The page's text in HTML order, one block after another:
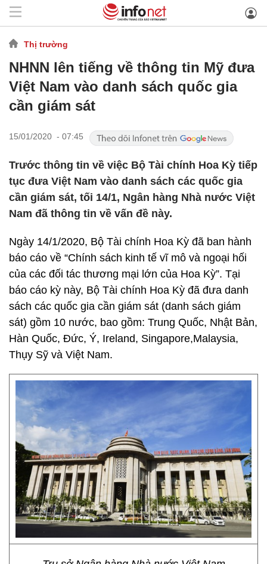
Thị trường
NHNN lên tiếng về thông tin Mỹ đưa
Việt Nam vào danh sách quốc gia
cần giám sát
15/01/2020 - 07:45
Trước thông tin về việc Bộ Tài chính Hoa Kỳ tiếp
tục đưa Việt Nam vào danh sách các quốc gia
cần giám sát, tối 14/1, Ngân hàng Nhà nước Việt
Nam đã thông tin về vấn đề này.
Ngày 14/1/2020, Bộ Tài chính Hoa Kỳ đã ban hành
báo cáo về “Chính sách kinh tế vĩ mô và ngoại hối
của các đối tác thương mại lớn của Hoa Kỳ”. Tại
báo cáo kỳ này, Bộ Tài chính Hoa Kỳ đã đưa danh
sách các quốc gia cần giám sát (danh sách giám
sát) gồm 10 nước, bao gồm: Trung Quốc, Nhật Bản,
Hàn Quốc, Đức, Ý, Ireland, Singapore,Malaysia,
Thụy Sỹ và Việt Nam.